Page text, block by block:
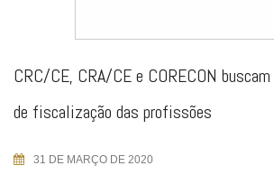
CRC/CE, CRA/CE e CORECON
de fiscalização das profissões
31 DE MARÇO DE 2020